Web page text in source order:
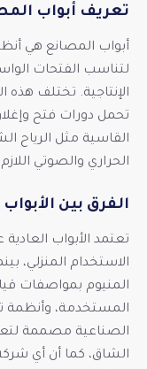
تعريف أبواب
أبواب المصانع هي
لتناسب الفتحات
الإنتاجية. تختلف هذه
تحمل دورات فتح
القاسية مثل الرياح
الحراري والصوتي
الفرق بين
تعتمد الأبواب
الاستخدام المنزلي،
المنيوم بمواصفات
المستخدمة، وأنظمة
الصناعية مصممة
الشاق، كما أن أي